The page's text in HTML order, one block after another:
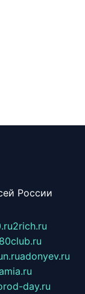
России
2rich.ru
adonyev.ru
day.ru